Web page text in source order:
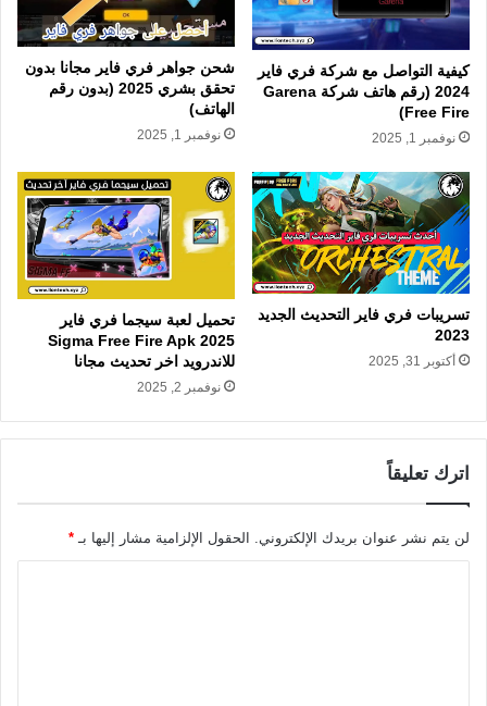
كيفية التواصل مع شركة فري فاير
2024 (رقم هاتف شركة Garena
Free Fire)
نوفمبر 1, 2025
شحن جواهر فري فاير مجانا بدون
تحقق بشري 2025 (بدون رقم
الهاتف)
نوفمبر 1, 2025
تسريبات فري فاير التحديث الجديد
2023
أكتوبر 31, 2025
تحميل لعبة سيجما فري فاير
Sigma Free Fire Apk 2025
للاندرويد اخر تحديث مجانا
نوفمبر 2, 2025
اترك تعليقاً
لن يتم نشر عنوان بريدك الإلكتروني. الحقول الإلزامية مشار إليها بـ *